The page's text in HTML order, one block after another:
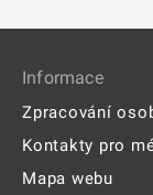
Informace
Zpracování
Kontakty pro
Mapa webu